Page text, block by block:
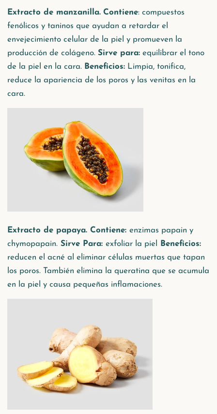
Extracto de manzanilla. Contiene: compuestos
fenólicos y taninos que ayudan a retardar el
envejecimiento celular de la piel y promueven la
producción de colágeno. Sirve para: equilibrar el tono
de la piel en la cara. Beneficios: Limpia, tonifica,
reduce la apariencia de los poros y las venitas en la
cara.
Extracto de papaya. Contiene: enzimas papain y
chymopapain. Sirve Para: exfoliar la piel
Beneficios:
reducen el acné al eliminar células muertas que tapan
los poros. También elimina la queratina que se acumula
en la piel y causa pequeñas inflamaciones.